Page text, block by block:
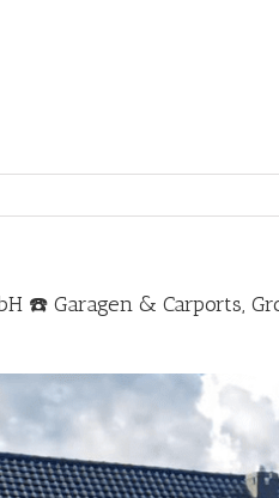
☎️ Garagen & Carports,